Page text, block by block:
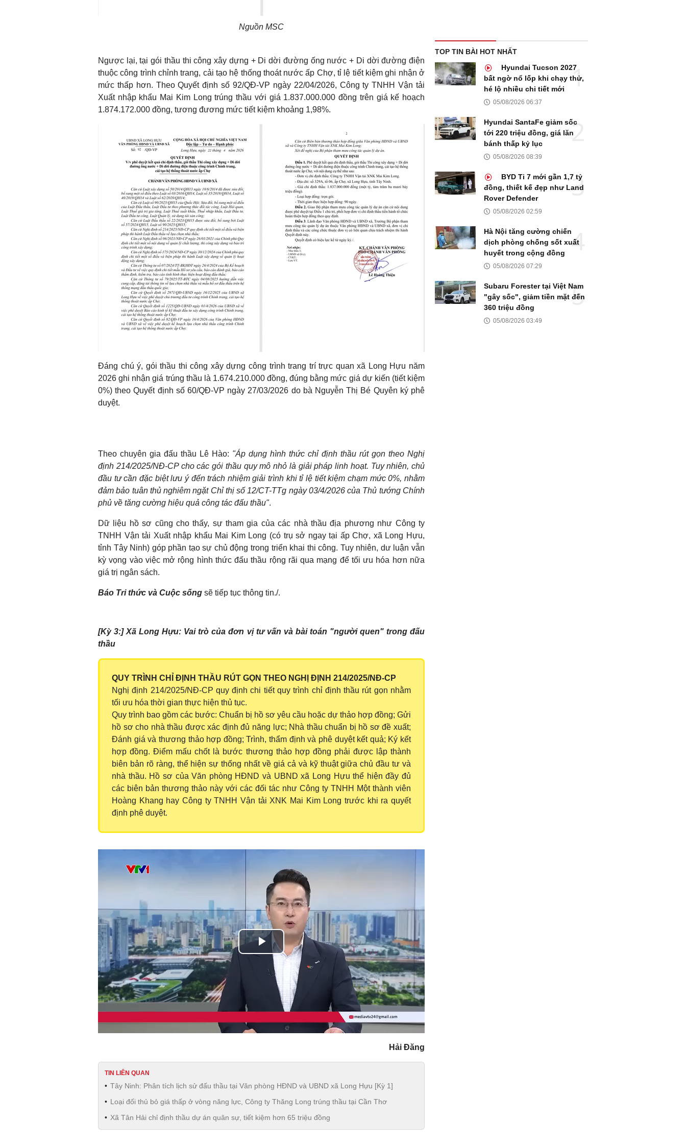
Nguồn MSC
Ngược lại, tại gói thầu thi công xây dựng + Di dời đường ống nước + Di dời đường điện
thuộc công trình chỉnh trang, cải tạo hệ thống thoát nước ấp Chợ, tỉ lệ tiết kiệm ghi nhận ở
mức thấp hơn. Theo Quyết định số 92/QĐ-VP ngày 22/04/2026, Công ty TNHH Vận tải
Xuất nhập khẩu Mai Kim Long trúng thầu với giá 1.837.000.000 đồng trên giá kế hoạch
1.874.172.000 đồng, tương đương mức tiết kiệm khoảng 1,98%.
Đáng chú ý, gói thầu thi công xây dựng công trình trang trí trực quan xã Long Hựu năm
2026 ghi nhận giá trúng thầu là 1.674.210.000 đồng, đúng bằng mức giá dự kiến (tiết kiệm
0%) theo Quyết định số 60/QĐ-VP ngày 27/03/2026 do bà Nguyễn Thị Bé Quyên ký phê
duyệt.
Theo chuyên gia đấu thầu Lê Hào: "Áp dụng hình thức chỉ định thầu rút gọn theo Nghị
định 214/2025/NĐ-CP cho các gói thầu quy mô nhỏ là giải pháp linh hoạt. Tuy nhiên, chủ
đầu tư cần đặc biệt lưu ý đến trách nhiệm giải trình khi tỉ lệ tiết kiệm chạm mức 0%, nhằm
đảm bảo tuân thủ nghiêm ngặt Chỉ thị số 12/CT-TTg ngày 03/4/2026 của Thủ tướng Chính
phủ về tăng cường hiệu quả công tác đấu thầu".
Dữ liệu hồ sơ cũng cho thấy, sự tham gia của các nhà thầu địa phương như Công ty
TNHH Vận tải Xuất nhập khẩu Mai Kim Long (có trụ sở ngay tại ấp Chợ, xã Long Hựu,
tỉnh Tây Ninh) góp phần tạo sự chủ động trong triển khai thi công. Tuy nhiên, dư luận vẫn
kỳ vọng vào việc mở rộng hình thức đấu thầu rộng rãi qua mạng để tối ưu hóa hơn nữa
giá trị ngân sách.
Báo Tri thức và Cuộc sống sẽ tiếp tục thông tin./.
[Kỳ 3:] Xã Long Hựu: Vai trò của đơn vị tư vấn và bài toán "người quen" trong đấu
thầu
QUY TRÌNH CHỈ ĐỊNH THẦU RÚT GỌN THEO NGHỊ ĐỊNH 214/2025/NĐ-CP
Nghị định 214/2025/NĐ-CP quy định chi tiết quy trình chỉ định thầu rút gọn nhằm
tối ưu hóa thời gian thực hiện thủ tục.
Quy trình bao gồm các bước: Chuẩn bị hồ sơ yêu cầu hoặc dự thảo hợp đồng; Gửi
hồ sơ cho nhà thầu được xác định đủ năng lực; Nhà thầu chuẩn bị hồ sơ đề xuất;
Đánh giá và thương thảo hợp đồng; Trình, thẩm định và phê duyệt kết quả; Ký kết
hợp đồng. Điểm mấu chốt là bước thương thảo hợp đồng phải được lập thành
biên bản rõ ràng, thể hiện sự thống nhất về giá cả và kỹ thuật giữa chủ đầu tư và
nhà thầu. Hồ sơ của Văn phòng HĐND và UBND xã Long Hựu thể hiện đầy đủ
các biên bản thương thảo này với các đối tác như Công ty TNHH Một thành viên
Hoàng Khang hay Công ty TNHH Vận tải XNK Mai Kim Long trước khi ra quyết
định phê duyệt.
Play
Video
Hải Đăng
TIN LIÊN QUAN
Tây Ninh: Phân tích lịch sử đấu thầu tại Văn phòng HĐND và UBND xã Long Hựu [Kỳ 1]
Loại đối thủ bỏ giá thấp ở vòng năng lực, Công ty Thăng Long trúng thầu tại Cần Thơ
Xã Tân Hải chỉ định thầu dự án quân sự, tiết kiệm hơn 65 triệu đồng
TOP TIN BÀI HOT NHẤT
Hyundai Tucson 2027
bất ngờ nổ lốp khi chạy thử,
hé lộ nhiều chi tiết mới
05/08/2026 06:37
Hyundai SantaFe giảm sốc
tới 220 triệu đồng, giá lăn
bánh thấp kỷ lục
05/08/2026 08:39
BYD Ti 7 mới gần 1,7 tỷ
đồng, thiết kế đẹp như Land
Rover Defender
05/08/2026 02:59
Hà Nội tăng cường chiến
dịch phòng chống sốt xuất
huyết trong cộng đồng
05/08/2026 07:29
Subaru Forester tại Việt Nam
"gây sốc", giảm tiền mặt đến
360 triệu đồng
05/08/2026 03:49